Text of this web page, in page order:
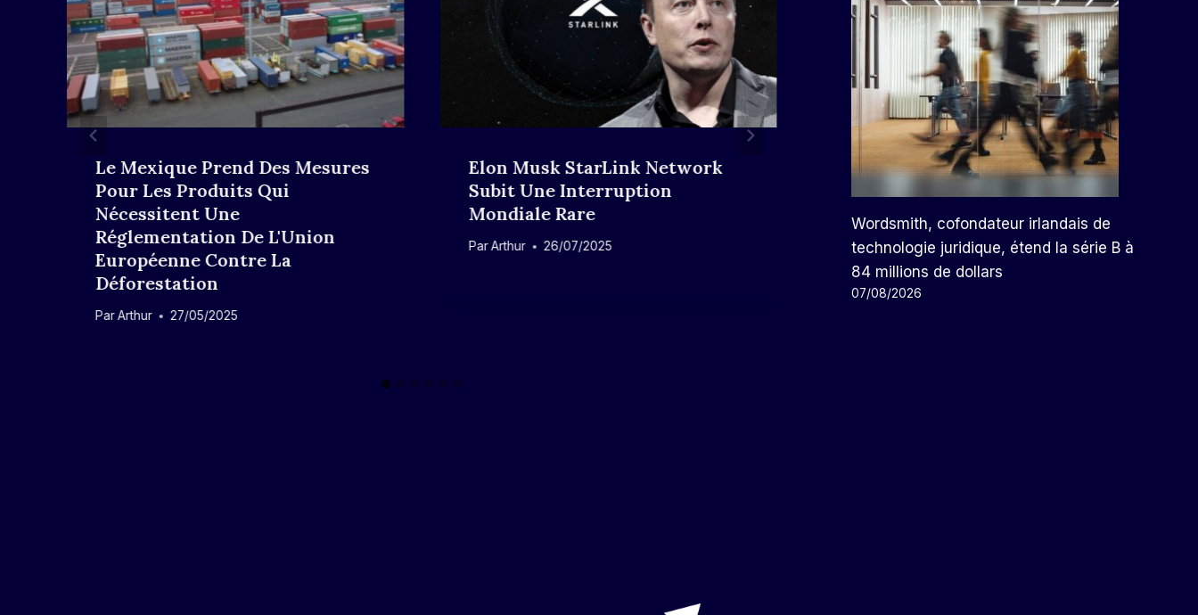
Le Mexique Prend Des Mesures
Pour Les Produits Qui
Nécessitent Une
Réglementation De L'Union
Européenne Contre La
Déforestation
ParArthur 27/05/2025
Elon Musk StarLink Network
Subit Une Interruption
Mondiale Rare
ParArthur 26/07/2025
Heineken Rejoint Le
Jalisco
ParArthur 08/12/2022
Wordsmith, cofondateur irlandais de
technologie juridique, étend la série B à
84 millions de dollars
07/08/2026